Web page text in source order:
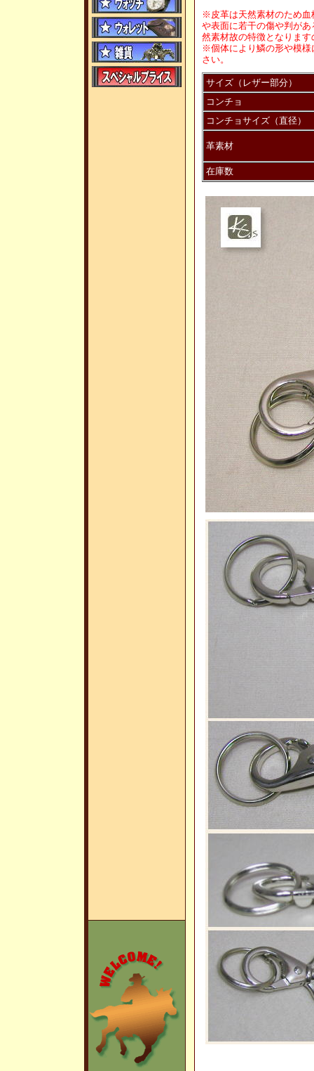
※皮革は天然素材のため血
や表面に若干の傷や判が
然素材故の特徴となりま
※個体により鱗の形や模様
さい。
サイズ（レザー部分）
コンチョ
コンチョサイズ（直径）
革素材
在庫数